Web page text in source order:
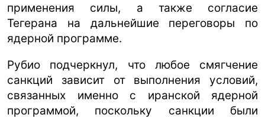
применения силы, а также согласие
Тегерана на дальнейшие переговоры по
ядерной программе.
Рубио подчеркнул, что любое смягчение
санкций зависит от выполнения условий,
связанных именно с иранской ядерной
программой, поскольку санкции были